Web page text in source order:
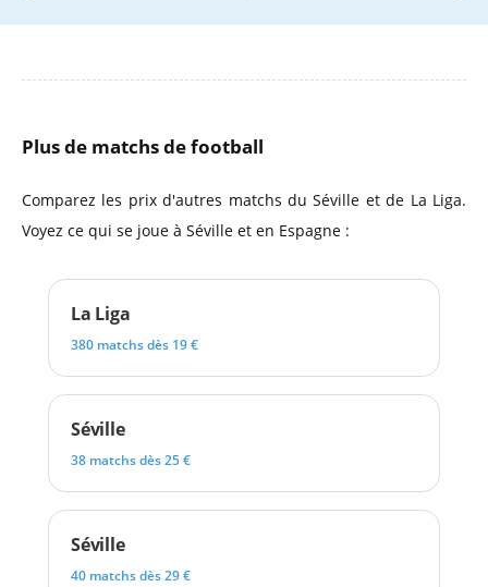
Plus de matchs de football
Comparez les prix d'autres matchs du Séville et de La Liga.
Voyez ce qui se joue à Séville et en Espagne :
La Liga
380 matchs dès 19 €
Séville
38 matchs dès 25 €
Séville
40 matchs dès 29 €